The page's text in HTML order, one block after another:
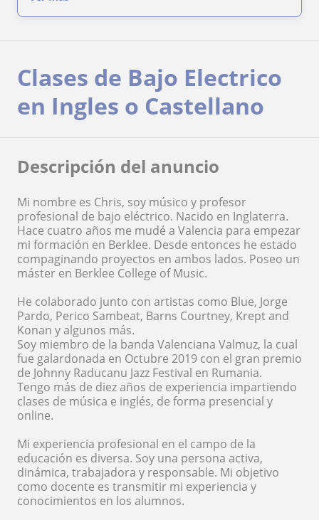
Clases de Bajo Electrico
en Ingles o Castellano
Descripción del anuncio
Mi nombre es Chris, soy músico y profesor
profesional de bajo eléctrico. Nacido en Inglaterra.
Hace cuatro años me mudé a Valencia para empezar
mi formación en Berklee. Desde entonces he estado
compaginando proyectos en ambos lados. Poseo un
máster en Berklee College of Music.
He colaborado junto con artistas como Blue, Jorge
Pardo, Perico Sambeat, Barns Courtney, Krept and
Konan y algunos más.
Soy miembro de la banda Valenciana Valmuz, la cual
fue galardonada en Octubre 2019 con el gran premio
de Johnny Raducanu Jazz Festival en Rumania.
Tengo más de diez años de experiencia impartiendo
clases de música e inglés, de forma presencial y
online.
Mi experiencia profesional en el campo de la
educación es diversa. Soy una persona activa,
dinámica, trabajadora y responsable. Mi objetivo
como docente es transmitir mi experiencia y
conocimientos en los alumnos.